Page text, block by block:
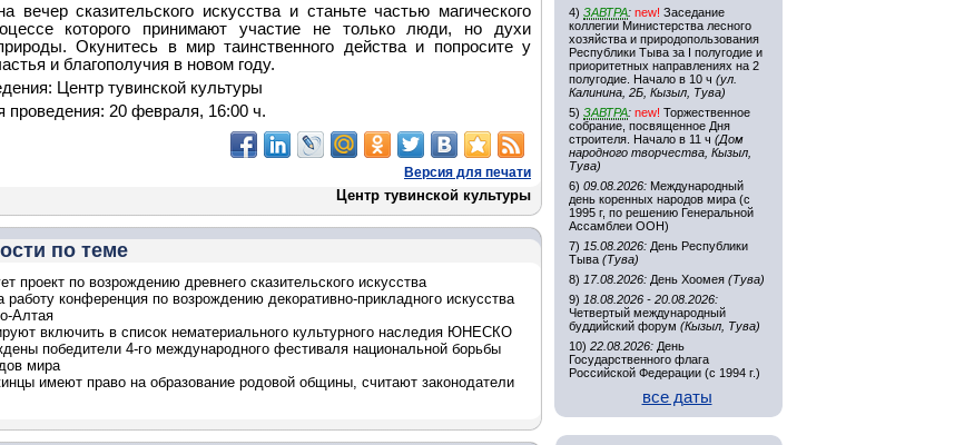
вечер сказительского искусства и станьте частью магического
которого принимают участие не только люди, но духи
Окунитесь в мир таинственного действа и попросите у
и благополучия в новом году.
Центр тувинской культуры
проведения: 20 февраля, 16:00 ч.
Версия для печати
Центр тувинской культуры
по теме
проект по возрождению древнего сказительского искусства
работу конференция по возрождению декоративно-прикладного искусства
Алтая
включить в список нематериального культурного наследия ЮНЕСКО
победители 4-го международного фестиваля национальной борьбы
мира
имеют право на образование родовой общины, считают законодатели
4) ЗАВТРА: new! Заседание
коллегии Министерства лесного
хозяйства и природопользования
Республики Тыва за I полугодие и
приоритетных направлениях на 2
полугодие. Начало в 10 ч (ул.
Калинина, 2Б, Кызыл, Тува)
5) ЗАВТРА: new! Торжественное
собрание, посвященное Дня
строителя. Начало в 11 ч (Дом
народного творчества, Кызыл,
Тува)
6) 09.08.2026: Международный
день коренных народов мира (с
1995 г, по решению Генеральной
Ассамблеи ООН)
7) 15.08.2026: День Республики
Тыва (Тува)
8) 17.08.2026: День Хоомея (Тува)
9) 18.08.2026 - 20.08.2026:
Четвертый международный
буддийский форум (Кызыл, Тува)
10) 22.08.2026: День
Государственного флага
Российской Федерации (с 1994 г.)
все даты